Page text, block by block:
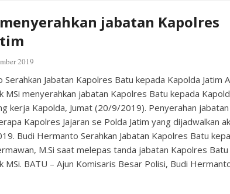
jabatan Kapolres
2019
Jabatan Kapolres Batu kepada Kapolda Jatim
menyerahkan jabatan Kapolres Batu kepada
kerja Kapolda, Jumat (20/9/2019). Penyerahan jabatan
Kapolres Jajaran se Polda Jatim yang dijadwalkan
Budi Hermanto Serahkan Jabatan Kapolres Batu
M.Si saat melepas tanda jabatan Kapolres Batu
BATU – Ajun Komisaris Besar Polisi, Budi